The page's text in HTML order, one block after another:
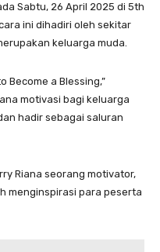
Sabtu, 26 April 2025 di 5th
ini dihadiri oleh sekitar
keluarga muda.
Become a Blessing,”
motivasi bagi keluarga
hadir sebagai saluran
Riana seorang motivator,
menginspirasi para peserta